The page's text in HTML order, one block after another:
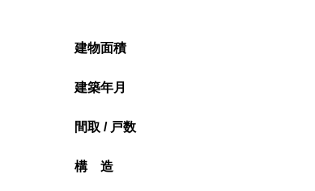
建物面積
建築年月
間取 / 戸数
構造